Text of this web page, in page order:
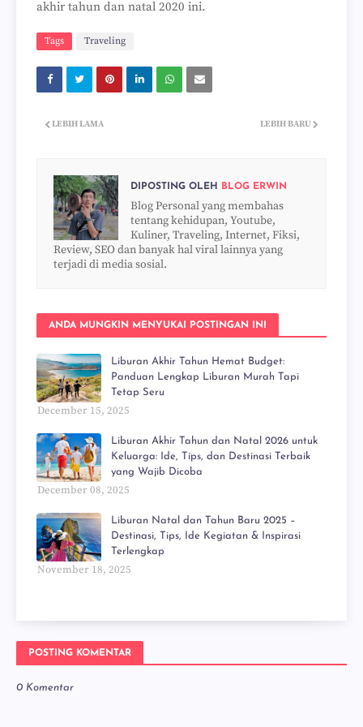
akhir tahun dan natal 2020 ini.
Tags Traveling
LEBIH BARU
LEBIH LAMA
DIPOSTING OLEH BLOG ERWIN
Blog Personal yang membahas
tentang kehidupan, Youtube,
Kuliner, Traveling, Internet, Fiksi,
Review, SEO dan banyak hal viral lainnya yang
terjadi di media sosial.
ANDA MUNGKIN MENYUKAI POSTINGAN INI
Liburan Akhir Tahun Hemat Budget:
Panduan Lengkap Liburan Murah Tapi
Tetap Seru
December 15, 2025
Liburan Akhir Tahun dan Natal 2026 untuk
Keluarga: Ide, Tips, dan Destinasi Terbaik
yang Wajib Dicoba
December 08, 2025
Liburan Natal dan Tahun Baru 2025 –
Destinasi, Tips, Ide Kegiatan & Inspirasi
Terlengkap
November 18, 2025
POSTING KOMENTAR
0 Komentar